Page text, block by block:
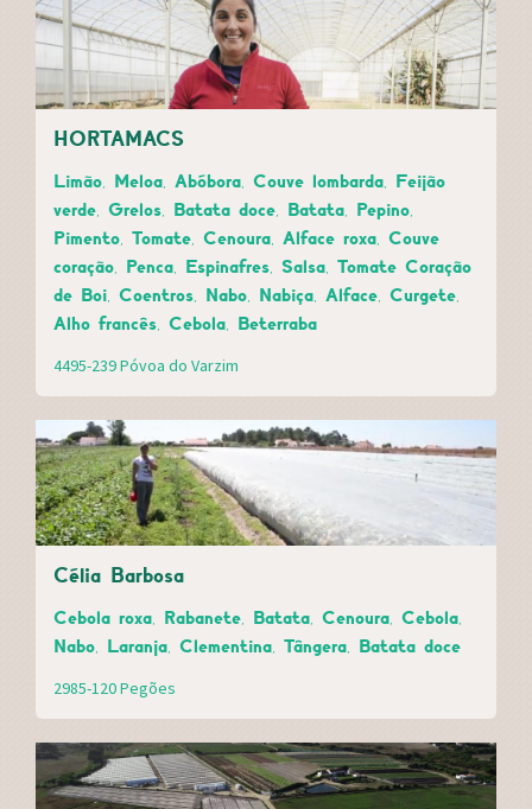
HORTAMACS
Limão, Meloa, Abóbora, Couve lombarda, Feijão
verde, Grelos, Batata doce, Batata, Pepino,
Pimento, Tomate, Cenoura, Alface roxa, Couve
coração, Penca, Espinafres, Salsa, Tomate Coração
de Boi, Coentros, Nabo, Nabiça, Alface, Curgete,
Alho francês, Cebola, Beterraba
4495-239 Póvoa do Varzim
Célia Barbosa
Cebola roxa, Rabanete, Batata, Cenoura, Cebola,
Nabo, Laranja, Clementina, Tângera, Batata doce
2985-120 Pegões